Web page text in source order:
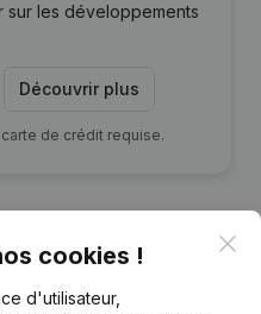
sur les développements
Découvrir plus
de crédit requise.
cookies !
d'utilisateur,